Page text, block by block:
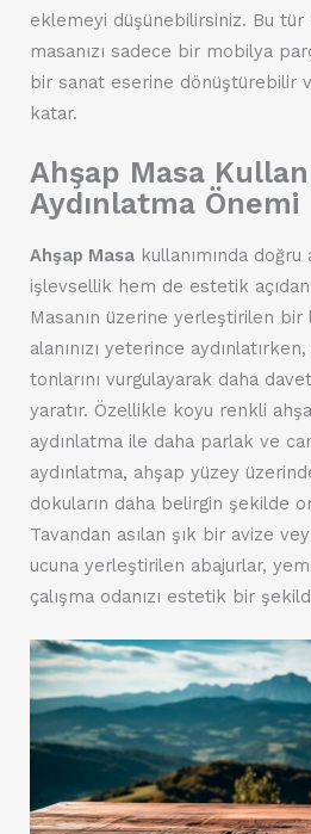
eklemeyi düşünebilirsiniz. Bu
masanızı sadece bir mobilya
bir sanat eserine dönüştürebilir
katar.
Ahşap Masa
Aydınlatma Önemi
Ahşap Masa kullanımında
işlevsellik hem de estetik
Masanın üzerine yerleştirilen bir
alanınızı yeterince
tonlarını vurgulayarak daha
yaratır. Özellikle koyu renkli
aydınlatma ile daha parlak ve
aydınlatma, ahşap yüzey
dokuların daha belirgin şekilde
Tavandan asılan şık bir avize
ucuna yerleştirilen abajurlar,
çalışma odanızı estetik bir